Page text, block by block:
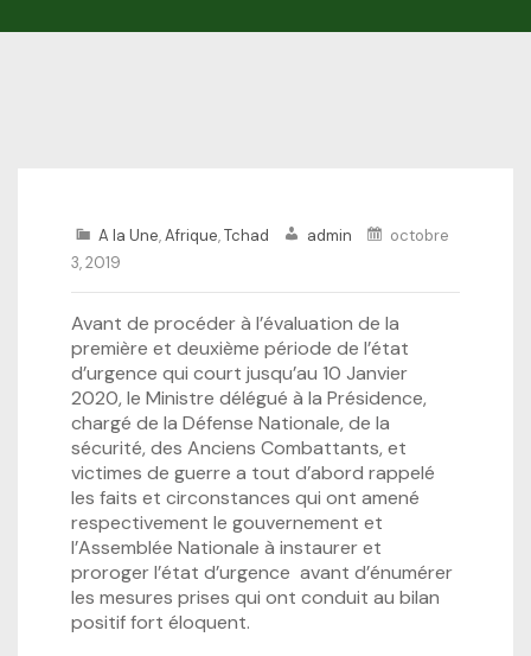
A la Une,Afrique,Tchad admin
octobre
3, 2019
Avant de procéder à l’évaluation de la
première et deuxième période de l’état
d’urgence qui court jusqu’au 10 Janvier
2020, le Ministre délégué à la Présidence,
chargé de la Défense Nationale, de la
sécurité, des Anciens Combattants, et
victimes de guerre a tout d’abord rappelé
les faits et circonstances qui ont amené
respectivement le gouvernement et
l’Assemblée Nationale à instaurer et
proroger l’état d’urgence avant d’énumérer
les mesures prises qui ont conduit au bilan
positif fort éloquent.